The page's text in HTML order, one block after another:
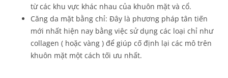
từ các khu vực khác nhau của khuôn mặt và cổ.
Căng da mặt bằng chỉ: Đây là phương pháp tân tiến
mới nhất hiện nay bằng việc sử dụng các loại chỉ như
collagen ( hoặc vàng ) để giúp cố định lại các mô trên
khuôn mặt một cách tối ưu nhất.